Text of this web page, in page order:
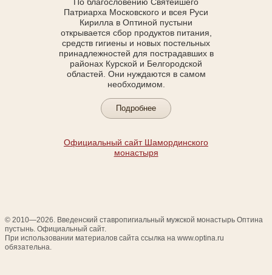
Патриарха Московского и всея Руси
Кирилла в Оптиной пустыни
открывается сбор продуктов питания,
средств гигиены и новых постельных
принадлежностей для пострадавших в
районах Курской и Белгородской
областей. Они нуждаются в самом
необходимом.
Подробнее
Официальный сайт Шамординского
монастыря
© 2010—2026. Введенский ставропигиальный мужской монастырь Оптина
пустынь. Официальный сайт.
При использовании материалов сайта ссылка на www.optina.ru
обязательна.